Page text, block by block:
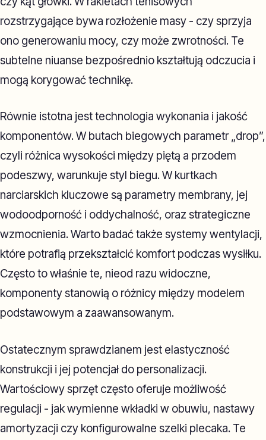
rozstrzygające bywa rozłożenie masy - czy sprzyja
ono generowaniu mocy, czy może zwrotności. Te
subtelne niuanse bezpośrednio kształtują odczucia i
mogą korygować technikę.
Równie istotna jest technologia wykonania i jakość
komponentów. W butach biegowych parametr „drop”,
czyli różnica wysokości między piętą a przodem
podeszwy, warunkuje styl biegu. W kurtkach
narciarskich kluczowe są parametry membrany, jej
wodoodporność i oddychalność, oraz strategiczne
wzmocnienia. Warto badać także systemy wentylacji,
które potrafią przekształcić komfort podczas wysiłku.
Często to właśnie te, nieod razu widoczne,
komponenty stanowią o różnicy między modelem
podstawowym a zaawansowanym.
Ostatecznym sprawdzianem jest elastyczność
konstrukcji i jej potencjał do personalizacji.
Wartościowy sprzęt często oferuje możliwość
regulacji - jak wymienne wkładki w obuwiu, nastawy
amortyzacji czy konfigurowalne szelki plecaka. Te